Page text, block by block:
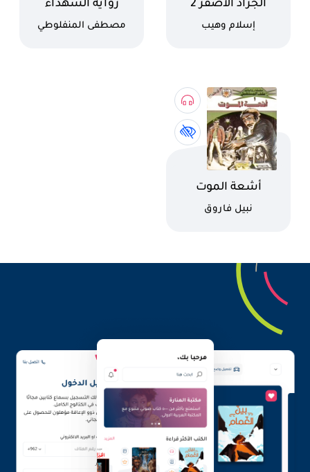
اسم الكتاب
الجراد الأصفر 2
كاتب
إسلام وهيب
اسم الكتاب
رواية الشهداء
كاتب
مصطفى المنفلوطي
اسم الكتاب
أشعة الموت
كاتب
نبيل فاروق